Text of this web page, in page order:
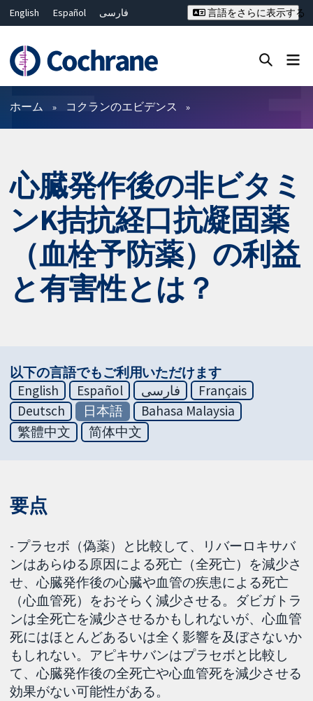
English Español
فارسی
Deutsch
Bahasa Malaysia
ไทย
繁體中文
简体中文
言語をさらに表示する
フィルター
ホーム コクランのエビデンス
心臓発作後の非ビタミ
ンK拮抗経口抗凝固薬
（血栓予防薬）の利益
と有害性とは？
以下の言語でもご利用いただけます
English
Español فارسی
Français
Deutsch
日本語
Bahasa Malaysia
繁體中文
简体中文
要点
- プラセボ（偽薬）と比較して、リバーロキサバ
ンはあらゆる原因による死亡（全死亡）を減少さ
せ、心臓発作後の心臓や血管の疾患による死亡
（心血管死）をおそらく減少させる。ダビガトラ
ンは全死亡を減少させるかもしれないが、心血管
死にはほとんどあるいは全く影響を及ぼさないか
もしれない。アピキサバンはプラセボと比較し
て、心臓発作後の全死亡や心血管死を減少させる
効果がない可能性がある。